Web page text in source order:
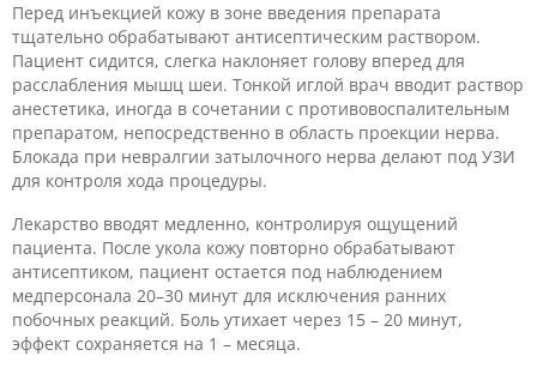
Перед инъекцией кожу в зоне введения препарата
тщательно обрабатывают антисептическим раствором.
Пациент сидится, слегка наклоняет голову вперед для
расслабления мышц шеи. Тонкой иглой врач вводит раствор
анестетика, иногда в сочетании с противовоспалительным
препаратом, непосредственно в область проекции нерва.
Блокада при невралгии затылочного нерва делают под УЗИ
для контроля хода процедуры.
Лекарство вводят медленно, контролируя ощущений
пациента. После укола кожу повторно обрабатывают
антисептиком, пациент остается под наблюдением
медперсонала 20–30 минут для исключения ранних
побочных реакций. Боль утихает через 15 – 20 минут,
эффект сохраняется на 1 – месяца.